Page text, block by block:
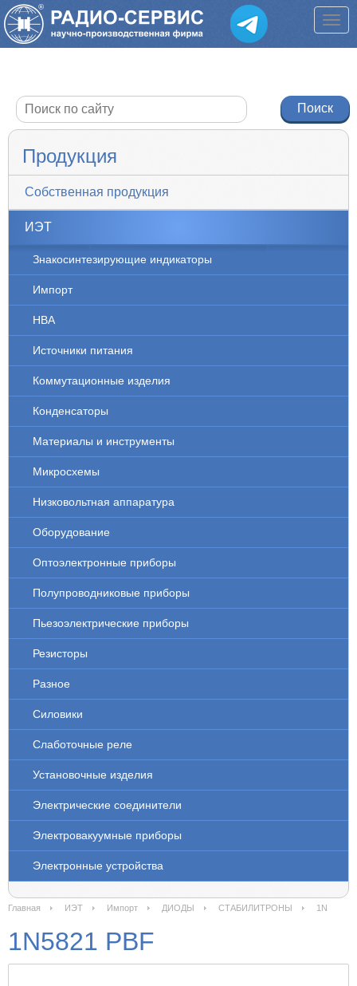
Продукция
Собственная продукция
ИЭТ
Знакосинтезирующие индикаторы
Импорт
НВА
Источники питания
Коммутационные изделия
Конденсаторы
Материалы и инструменты
Микросхемы
Низковольтная аппаратура
Оборудование
Оптоэлектронные приборы
Полупроводниковые приборы
Пьезоэлектрические приборы
Резисторы
Разное
Силовики
Слаботочные реле
Установочные изделия
Электрические соединители
Электровакуумные приборы
Электронные устройства
Главная ИЭТ Импорт ДИОДЫ СТАБИЛИТРОНЫ 1N
1N5821 PBF